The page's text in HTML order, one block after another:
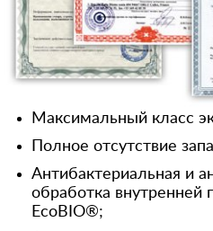
Максимальный класс
Полное отсутствие
Антибактериальная и
обработка внутренней
EcoBIO®;